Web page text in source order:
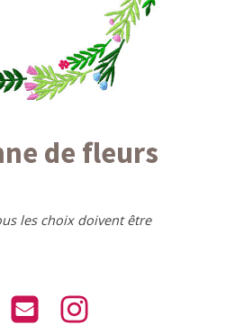
de fleurs
les choix doivent être